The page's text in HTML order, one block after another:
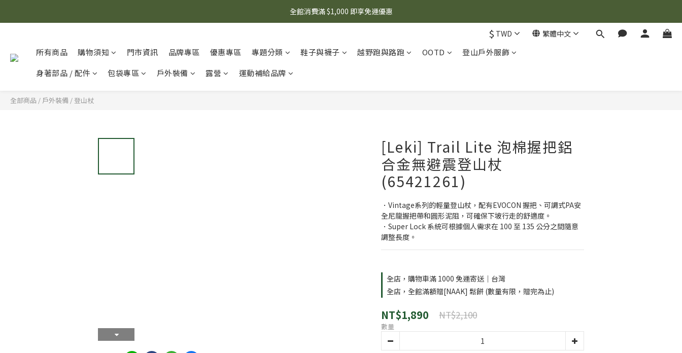
🌟 想知道現在有什麼優惠嗎？ 點擊查看最新優惠！
全館消費滿 $1,000 即享免運優惠
$ TWD 繁體中文
所有商品 購物須知 門市資訊 品牌專區 優惠專區 專題分類 鞋子與襪子 越野跑與路跑 OOTD
登山戶外服飾
身著部品 / 配件
包袋專區 戶外裝備 露營 運動補給品牌
全部商品 / 戶外裝備 / 登山杖
[Leki] Trail Lite 泡棉握把鋁
合金無避震登山杖
(65421261)
．Vintage系列的輕量登山杖，配有EVOCON 握把、可調式PA安
全尼龍握把帶和圓形泥阻，可確保下坡行走的舒適度。
．Super Lock 系統可根據個人需求在 100 至 135 公分之間隨意
調整長度。
全店，購物車滿 1000 免運寄送｜台灣
全店，全館滿額贈[NAAK] 鬆餅 (數量有限，贈完為止)
NT$1,890 NT$2,100
數量